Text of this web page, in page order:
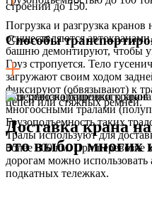
строений до 150.
Погрузка и разгрузка кранов
осуществляются
башню демонтируют, чтобы
Груз стропуется. Тело
загружают своим ходом
фиксируют (обвязывают) к
цепей или стяжных ремней.
Способы
Для транспортировки
многоосными тралами
Грузоподъемность таких
Тралы используют для
более 800 км. При
дорогам можно использовать
подкатных тележках.
Доставка крана
это выбор многих